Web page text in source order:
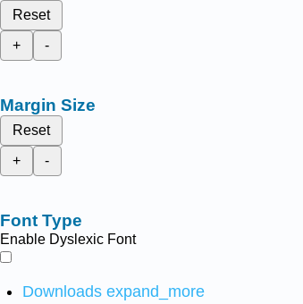
Reset
+
-
Margin Size
Reset
+
-
Font Type
Enable Dyslexic Font
Downloads expand_more